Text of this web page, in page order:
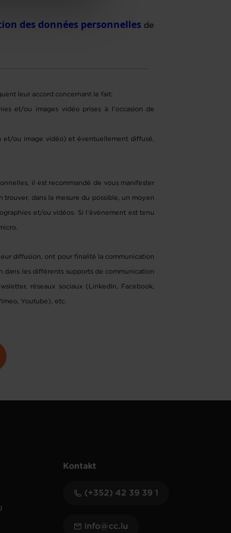
des données personnelles de
leur accord concernant le fait:
et/ou images vidéo prises à l’occasion de
et/ou image vidéo) et éventuellement diffusé,
il est recommandé de vous manifester
trouver, dans la mesure du possible, un moyen
et/ou vidéos. Si l’évènement est tenu
diffusion, ont pour finalité la communication
dans les différents supports de communication
réseaux sociaux (LinkedIn, Facebook,
Youtube), etc.
Kontakt
(+352) 42 39 39 1
info@cc.lu